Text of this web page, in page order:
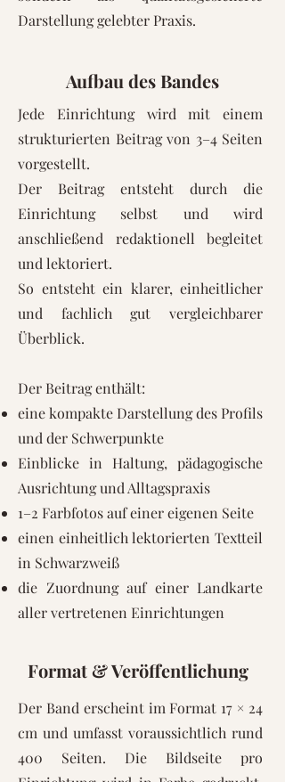
Darstellung gelebter Praxis.
Aufbau des Bandes
Jede Einrichtung wird mit einem
strukturierten Beitrag von 3–4 Seiten
vorgestellt.
Der Beitrag entsteht durch die
Einrichtung selbst und wird
anschließend redaktionell begleitet
und lektoriert.
So entsteht ein klarer, einheitlicher
und fachlich gut vergleichbarer
Überblick.
Der Beitrag enthält:
eine kompakte Darstellung des Profils
und der Schwerpunkte
Einblicke in Haltung, pädagogische
Ausrichtung und Alltagspraxis
1–2 Farbfotos auf einer eigenen Seite
einen einheitlich lektorierten Textteil
in Schwarzweiß
die Zuordnung auf einer Landkarte
aller vertretenen Einrichtungen
Format & Veröffentlichung
Der Band erscheint im Format 17 × 24
cm und umfasst voraussichtlich rund
400 Seiten. Die Bildseite pro